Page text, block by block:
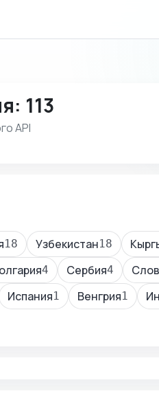
113
API
18 Узбекистан18
4 Сербия4
Испания1 Венгрия1